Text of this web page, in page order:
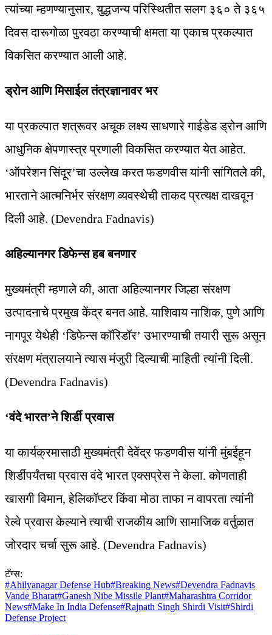
त्यांच्या म्हणण्यानुसार, युद्धजन्य परिस्थितीत सलग ३६० ते ३६५
दिवस दारूगोळा पुरवठा करण्याची क्षमता या एकाच प्रकल्पात
विकसित करण्यात आली आहे.
ड्रोन आणि मिसाईल तंत्रज्ञानावर भर
या प्रकल्पात शत्रूवर अचूक लक्ष्य साधणारे गाईडेड ड्रोन आणि
आधुनिक क्षेपणास्त्र प्रणाली विकसित करण्यात येत आहेत.
‘ऑपरेशन सिंदूर’चा उल्लेख करत फडणवीस यांनी सांगितले की,
भारताने आत्मनिर्भर संरक्षण व्यवस्थेची ताकद प्रत्यक्ष दाखवून
दिली आहे. (Devendra Fadnavis)
अहिल्यानगर डिफेन्स हब बनणार
मुख्यमंत्री म्हणाले की, आता अहिल्यानगर जिल्हा संरक्षण
उत्पादनाचे प्रमुख केंद्र बनत आहे. याशिवाय नाशिक, पुणे आणि
नागपूर येथेही ‘डिफेन्स कॉरिडॉर’ उभारण्याची तयारी सुरू असून
संरक्षण मंत्रालयाने त्यास मंजुरी दिल्याची माहिती त्यांनी दिली.
(Devendra Fadnavis)
‘वंदे भारत’ने शिर्डी प्रवास
या कार्यक्रमासाठी मुख्यमंत्री देवेंद्र फडणवीस यांनी मुंबईहून
शिर्डीपर्यंतचा प्रवास वंदे भारत एक्सप्रेस ने केला. कोणताही
खासगी विमान, हेलिकॉप्टर किंवा मोठा ताफा न वापरता त्यांनी
रेल्वे प्रवास केल्याने त्याची राजकीय आणि सामाजिक वर्तुळात
जोरदार चर्चा सुरू आहे. (Devendra Fadnavis)
टॅग्स:
#Ahilyanagar Defense Hub#Breaking News#Devendra Fadnavis
Vande Bharat#Ganesh Nibe Missile Plant#Maharashtra Corridor
News#Make In India Defense#Rajnath Singh Shirdi Visit#Shirdi
Defense Project